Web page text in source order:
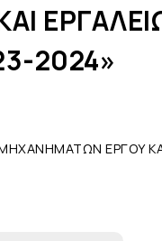
2024»
ΕΡΓΟΥ